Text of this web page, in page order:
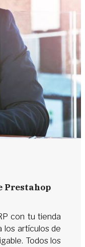
Prestahop
con tu tienda
los artículos de
Todos los